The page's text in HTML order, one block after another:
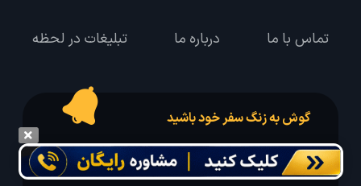
تماس با ما درباره ما تبلیغات در لحظه
گوش به زنگ سفر خود باشید
درخواست سفر خود را در مدت زمان دلخواه ثبت و پیامک بهترین آفر مربوط به تور
درخواستی خود را دریافت نمایید